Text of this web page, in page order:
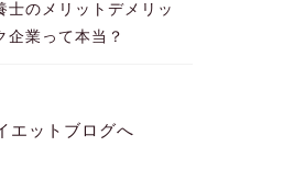
士のメリットデメリッ
企業って本当？